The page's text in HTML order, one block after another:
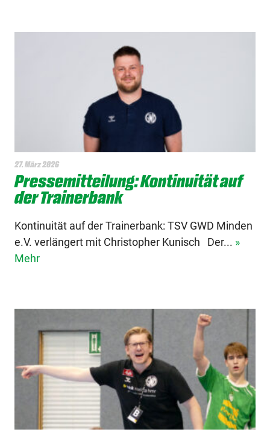
27. März 2026
Pressemitteilung: Kontinuität auf
der Trainerbank
Kontinuität auf der Trainerbank: TSV GWD Minden
e.V. verlängert mit Christopher Kunisch Der... »
Mehr